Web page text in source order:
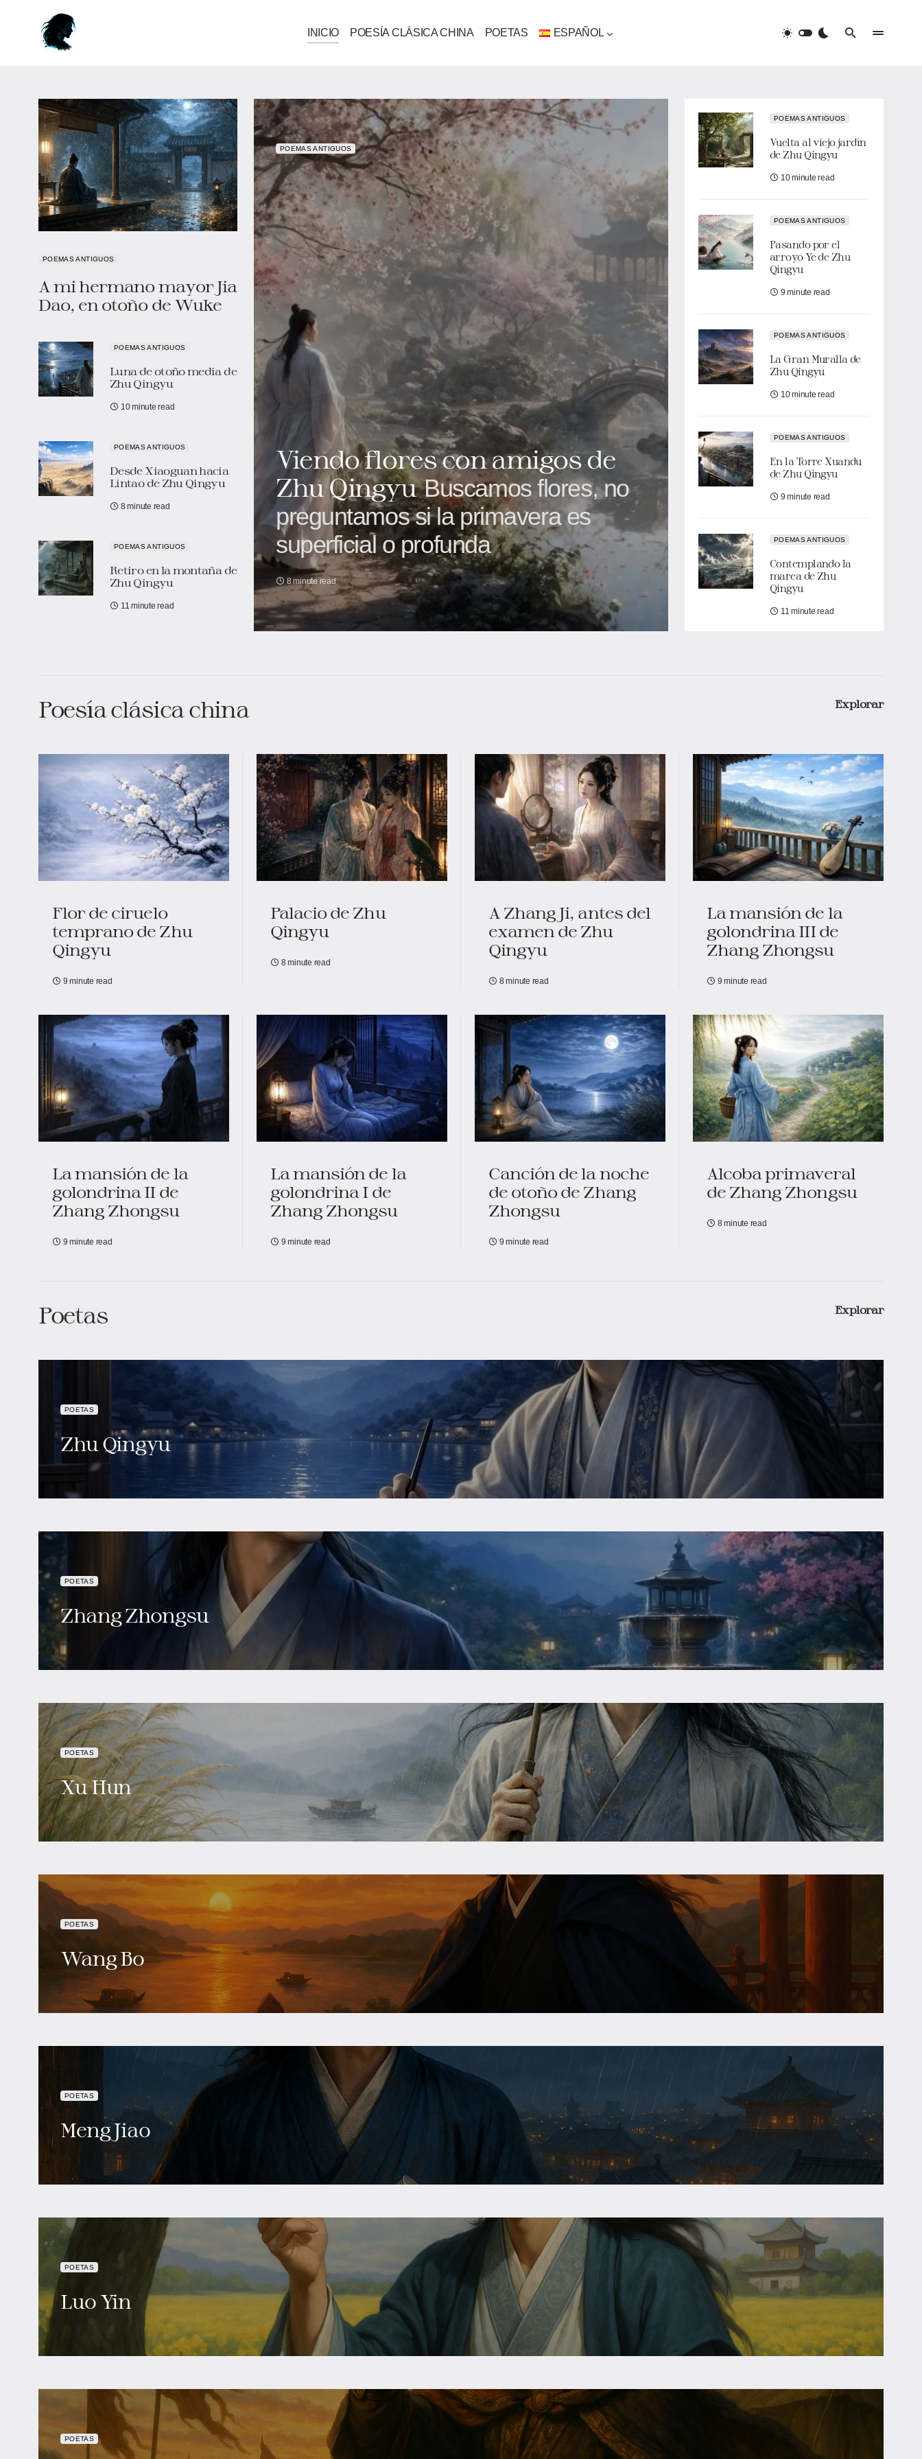
INICIO POESÍA CLÁSICA CHINA POETAS ESPAÑOL
POEMAS ANTIGUOS
A mi hermano mayor Jia
Dao, en otoño de Wuke
POEMAS ANTIGUOS
Luna de otoño media de
Zhu Qingyu
10 minute read
POEMAS ANTIGUOS
Desde Xiaoguan hacia
Lintao de Zhu Qingyu
8 minute read
POEMAS ANTIGUOS
Retiro en la montaña de
Zhu Qingyu
11 minute read
POEMAS ANTIGUOS
Viendo flores con amigos de
Zhu QingyuBuscamos flores, no
preguntamos si la primavera es
superficial o profunda
8 minute read
POEMAS ANTIGUOS
Vuelta al viejo jardín
de Zhu Qingyu
10 minute read
POEMAS ANTIGUOS
Pasando por el
arroyo Ye de Zhu
Qingyu
9 minute read
POEMAS ANTIGUOS
La Gran Muralla de
Zhu Qingyu
10 minute read
POEMAS ANTIGUOS
En la Torre Xuandu
de Zhu Qingyu
9 minute read
POEMAS ANTIGUOS
Contemplando la
marea de Zhu
Qingyu
11 minute read
Poesía clásica china Explorar
Flor de ciruelo
temprano de Zhu
Qingyu
9 minute read
Palacio de Zhu
Qingyu
8 minute read
A Zhang Ji, antes del
examen de Zhu
Qingyu
8 minute read
La mansión de la
golondrina III de
Zhang Zhongsu
9 minute read
La mansión de la
golondrina II de
Zhang Zhongsu
9 minute read
La mansión de la
golondrina I de
Zhang Zhongsu
9 minute read
Canción de la noche
de otoño de Zhang
Zhongsu
9 minute read
Alcoba primaveral
de Zhang Zhongsu
8 minute read
Poetas Explorar
POETAS
Zhu Qingyu
POETAS
Zhang Zhongsu
POETAS
Xu Hun
POETAS
Wang Bo
POETAS
Meng Jiao
POETAS
Luo Yin
POETAS